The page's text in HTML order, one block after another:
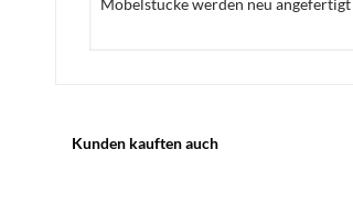
Möbelstücke werden neu
Kunden kauften auch